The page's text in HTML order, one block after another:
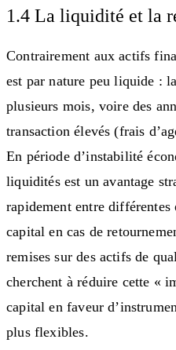
1.4 La liquidité et la
Contrairement aux actifs
est par nature peu liquide :
plusieurs mois, voire des
transaction élevés (frais
En période d’instabilité
liquidités est un avantage
rapidement entre
capital en cas de
remises sur des actifs de
cherchent à réduire cette «
capital en faveur
plus flexibles.